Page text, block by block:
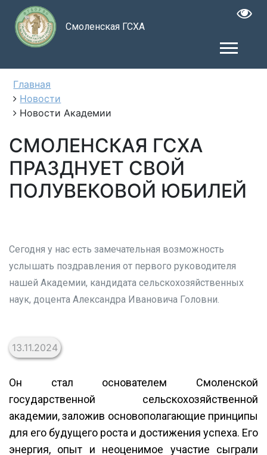
Смоленская ГСХА
Главная
Новости
Новости Академии
СМОЛЕНСКАЯ ГСХА
ПРАЗДНУЕТ СВОЙ
ПОЛУВЕКОВОЙ ЮБИЛЕЙ
Сегодня у нас есть замечательная возможность
услышать поздравления от первого руководителя
нашей Академии, кандидата сельскохозяйственных
наук, доцента Александра Ивановича Головни.
13.11.2024
Он стал основателем Смоленской
государственной сельскохозяйственной
академии, заложив основополагающие принципы
для его будущего роста и достижения успеха. Его
энергия, опыт и неоценимое участие сыграли